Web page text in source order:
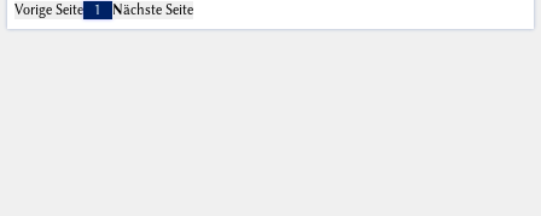
Vorige Seite
1 Nächste Seite